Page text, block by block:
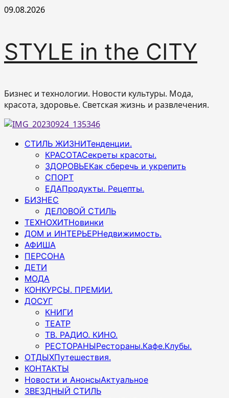
Перейти
09.08.2026
STYLE in the CITY
Бизнес и технологии. Новости культуры. Мода,
красота, здоровье. Светская жизнь и развлечения.
Основное
СТИЛЬ ЖИЗНИТенденции.
КРАСОТАСекреты красоты.
ЗДОРОВЬЕКак сберечь и укрепить
СПОРТ
ЕДАПродукты. Рецепты.
БИЗНЕС
ДЕЛОВОЙ СТИЛЬ
ТЕХНОХИТНовинки
ДОМ и ИНТЕРЬЕРНедвижимость.
АФИША
ПЕРСОНА
ДЕТИ
МОДА
КОНКУРСЫ. ПРЕМИИ.
ДОСУГ
КНИГИ
ТЕАТР
ТВ. РАДИО. КИНО.
РЕСТОРАНЫРестораны.Кафе.Клубы.
ОТДЫХПутешествия.
КОНТАКТЫ
Новости и АнонсыАктуальное
ЗВЕЗДНЫЙ СТИЛЬ